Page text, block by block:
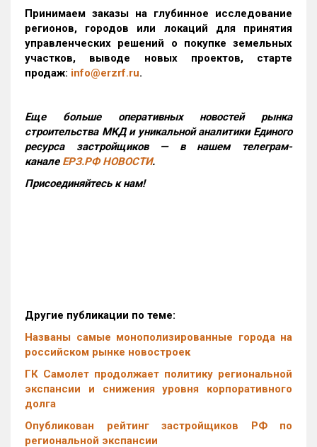
Принимаем заказы на глубинное исследование
регионов, городов или локаций для принятия
управленческих решений о покупке земельных
участков, выводе новых проектов, старте
продаж: info@erzrf.ru.
Еще больше оперативных новостей рынка
строительства МКД и уникальной аналитики Единого
ресурса застройщиков — в нашем телеграм-
канале ЕРЗ.РФ НОВОСТИ.
Присоединяйтесь к нам!
Другие публикации по теме:
Названы самые монополизированные города на
российском рынке новостроек
ГК Самолет продолжает политику региональной
экспансии и снижения уровня корпоративного
долга
Опубликован рейтинг застройщиков РФ по
региональной экспансии